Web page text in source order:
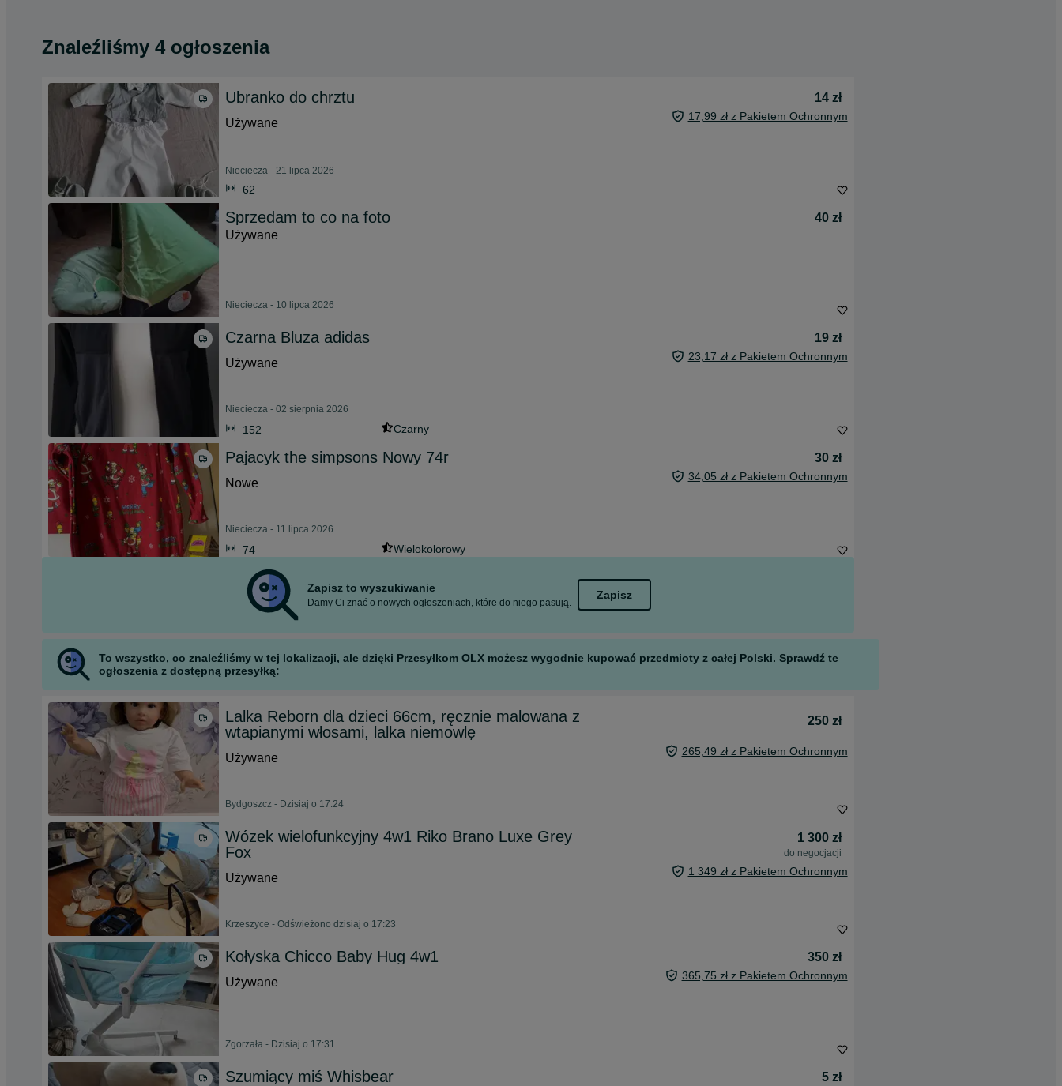
Znaleźliśmy 4 ogłoszenia
Ubranko do chrztu
14 zł
Używane
17,99 zł z Pakietem Ochronnym
Nieciecza - 21 lipca 2026
62
Sprzedam to co na foto
40 zł
Używane
Nieciecza - 10 lipca 2026
Czarna Bluza adidas
19 zł
Używane
23,17 zł z Pakietem Ochronnym
Nieciecza - 02 sierpnia 2026
152 Czarny
Pajacyk the simpsons Nowy 74r
30 zł
Nowe
34,05 zł z Pakietem Ochronnym
Nieciecza - 11 lipca 2026
74 Wielokolorowy
Zapisz to wyszukiwanie
Damy Ci znać o nowych ogłoszeniach, które do niego pasują.
Zapisz
To wszystko, co znaleźliśmy w tej lokalizacji, ale dzięki Przesyłkom OLX możesz wygodnie kupować przedmioty z całej Polski. Sprawdź te
ogłoszenia z dostępną przesyłką:
Lalka Reborn dla dzieci 66cm, ręcznie malowana z
wtapianymi włosami, lalka niemowlę
250 zł
Używane 265,49 zł z Pakietem Ochronnym
Bydgoszcz - Dzisiaj o 17:24
Wózek wielofunkcyjny 4w1 Riko Brano Luxe Grey
Fox
1 300 zł
do negocjacji
Używane 1 349 zł z Pakietem Ochronnym
Krzeszyce - Odświeżono dzisiaj o 17:23
Kołyska Chicco Baby Hug 4w1
350 zł
Używane
365,75 zł z Pakietem Ochronnym
Zgorzała - Dzisiaj o 17:31
Szumiący miś Whisbear
5 zł